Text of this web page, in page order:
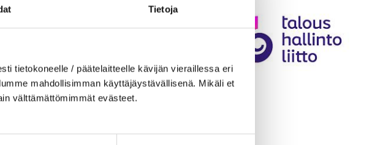
Tietoja
tietokoneelle / päätelaitteelle kävijän vieraillessa eri
mahdollisimman käyttäjäystävällisenä. Mikäli et
välttämättömimmät evästeet.